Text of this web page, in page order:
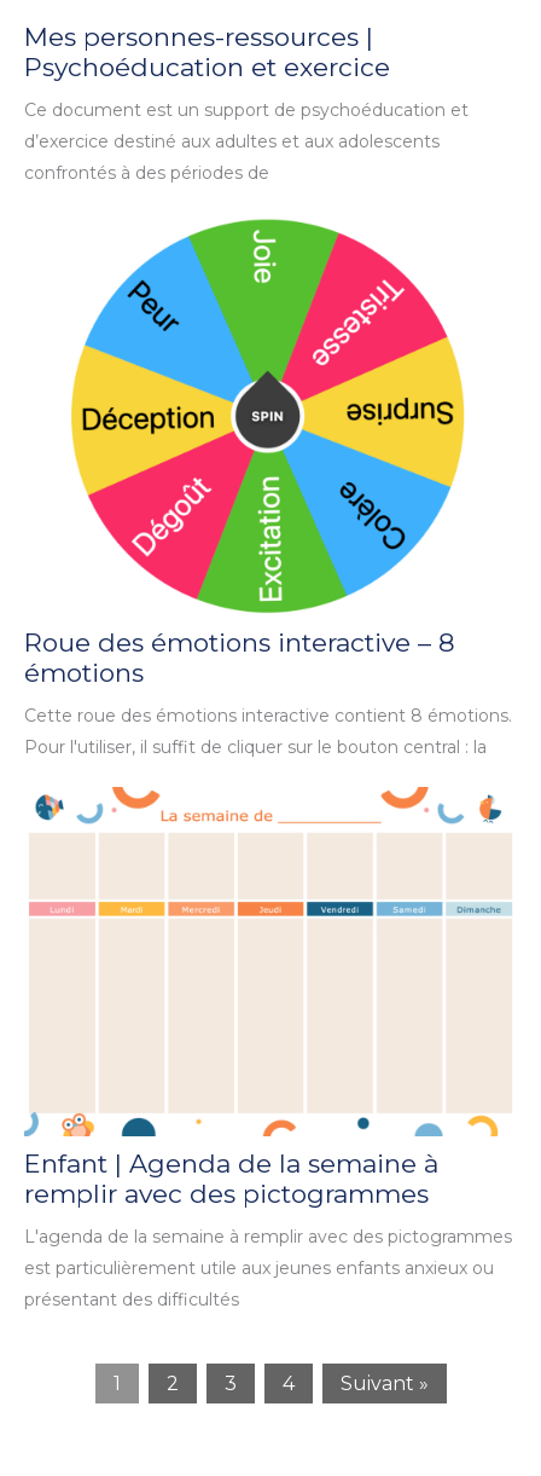
Mes personnes-ressources |
Psychoéducation et exercice
Ce document est un support de psychoéducation et
d’exercice destiné aux adultes et aux adolescents
confrontés à des périodes de
Roue des émotions interactive – 8
émotions
Cette roue des émotions interactive contient 8 émotions.
Pour l'utiliser, il suffit de cliquer sur le bouton central : la
Enfant | Agenda de la semaine à
remplir avec des pictogrammes
L'agenda de la semaine à remplir avec des pictogrammes
est particulièrement utile aux jeunes enfants anxieux ou
présentant des difficultés
1 2 3 4 Suivant »